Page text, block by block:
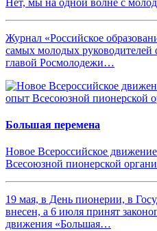
Журнал «Российское
самых молодых
главой Росмолодежи…
Большая перемена
Новое Всероссийское
Всесоюзной пионерской
19 мая, в День пионерии, в
внесен, а 6 июля принят
движения «Большая…